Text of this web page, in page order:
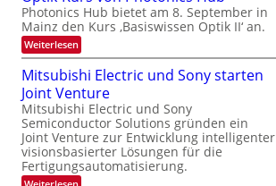
s
t
u
m
m
e
r
s
t
e
n
H
a
-
S
e
m
i
n
a
r
E
i
n
s
t
z
n
i
m
m
t
i
n
Photonics Hub bietet am 8. September in
Mainz den Kurs ‚Basiswissen Optik II‘ an.
Weiterlesen:
O
p
t
i
k
-
K
u
r
s
v
Mitsubishi Electric und Sony starten
Joint Venture
Mitsubishi Electric und Sony
Semiconductor Solutions gründen ein
Joint Venture zur Entwicklung intelligenter
visionsbasierter Lösungen für die
Fertigungsautomatisierung.
: